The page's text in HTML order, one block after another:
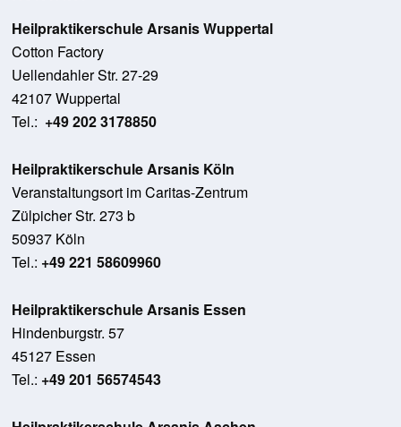
Heilpraktikerschule Arsanis Wuppertal
Cotton Factory
Uellendahler Str. 27-29
42107 Wuppertal
Tel.: +49 202 3178850
Heilpraktikerschule Arsanis Köln
Veranstaltungsort im Caritas-Zentrum
Zülpicher Str. 273 b
50937 Köln
Tel.: +49 221 58609960
Heilpraktikerschule Arsanis Essen
Hindenburgstr. 57
45127 Essen
Tel.: +49 201 56574543